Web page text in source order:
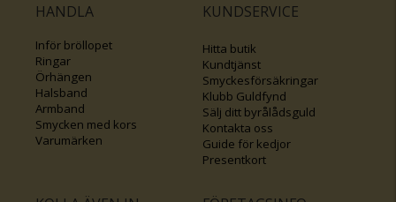
HANDLA
Inför bröllopet
Ringar
Örhängen
Halsband
Armband
Smycken med kors
Varumärken
KUNDSERVICE
Hitta butik
Kundtjänst
Smyckesförsäkringar
Klubb Guldfynd
Sälj ditt byrålådsguld
Kontakta oss
Guide för kedjor
Presentkort